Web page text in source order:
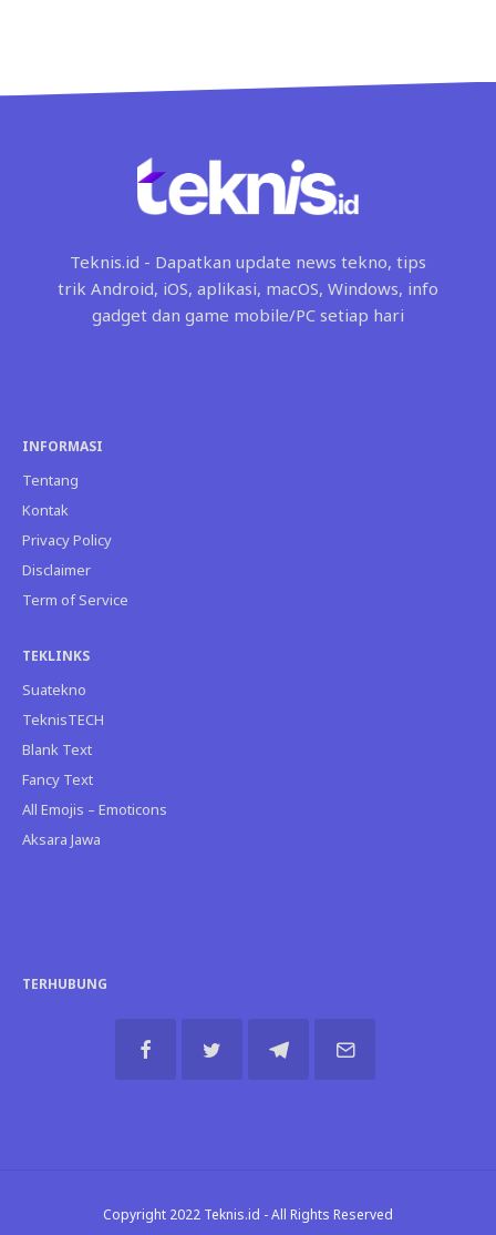
Teknis.id - Dapatkan update news tekno, tips
trik Android, iOS, aplikasi, macOS, Windows, info
gadget dan game mobile/PC setiap hari
INFORMASI
Tentang
Kontak
Privacy Policy
Disclaimer
Term of Service
TEKLINKS
Suatekno
TeknisTECH
Blank Text
Fancy Text
All Emojis – Emoticons
Aksara Jawa
TERHUBUNG
Copyright 2022 Teknis.id - All Rights Reserved